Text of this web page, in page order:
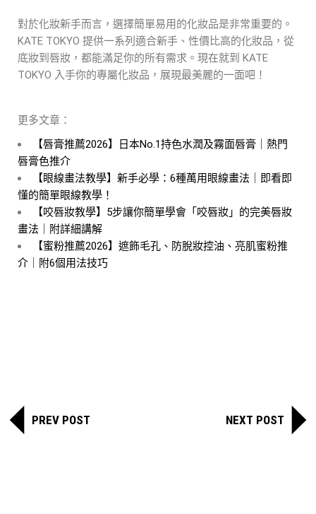
對於化妝新手而言，選擇簡單易用的化妝品是非常重要的。
KATE TOKYO 提供一系列適合新手、性價比高的化妝品，從
底妝到唇妝，都能滿足你的所有需求。現在就到 KATE
TOKYO 入手你的專屬化妝品，展現最美麗的一面吧！
更多文章：
【唇膏推薦2026】日本No.1持色水潤及霧面唇膏｜熱門
唇膏色推介
【眼線畫法教學】新手必學：6種萬用眼線畫法｜即看即
懂的簡單眼線教學！
【咬唇妝教學】5步讓你簡單學會「咬唇妝」的完美唇妝
畫法｜附詳細講解
【蜜粉推薦2026】遮飾毛孔、防脫妝控油、亮肌蜜粉推
介｜附6個用法技巧
PREV POST NEXT POST